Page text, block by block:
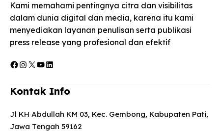
Kami memahami pentingnya citra dan visibilitas
dalam dunia digital dan media, karena itu kami
menyediakan layanan penulisan serta publikasi
press release yang profesional dan efektif
Facebook
Instagram
X YouTube
LinkedIn
Kontak Info
Jl KH Abdullah KM 03, Kec. Gembong, Kabupaten Pati,
Jawa Tengah 59162